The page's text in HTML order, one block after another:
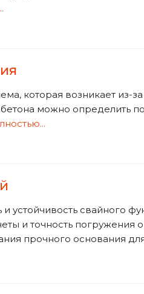
которая возникает из-
бетона можно
устойчивость свайного
и точность погружения
прочного основания